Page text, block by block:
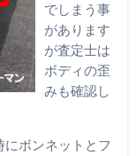
でしまう事
があります
が査定士は
ボディの歪
みも確認し
ボンネットとフ